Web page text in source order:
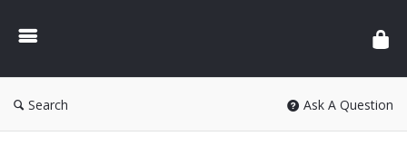
Search Ask A Question